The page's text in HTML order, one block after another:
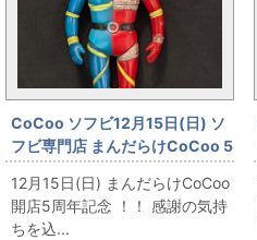
CoCoo ソフビ12月15日(日) ソ
フビ専門店 まんだらけCoCoo 5
周年記念 「無版権 キカイダー 赤
成型 290mm」
12月15日(日) まんだらけCoCoo
開店5周年記念 ！！ 感謝の気持
ちを込...